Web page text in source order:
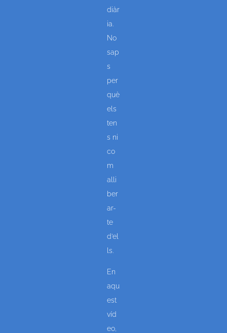
diàr
ia.
No
sap
s
per
què
els
ten
s ni
co
m
alli
ber
ar-
te
d’el
ls.
En
aqu
est
víd
eo,